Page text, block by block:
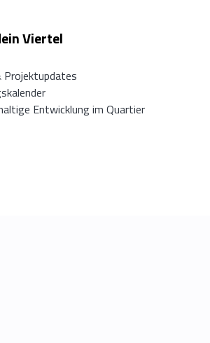
Viertel
Projektupdates
Entwicklung im Quartier